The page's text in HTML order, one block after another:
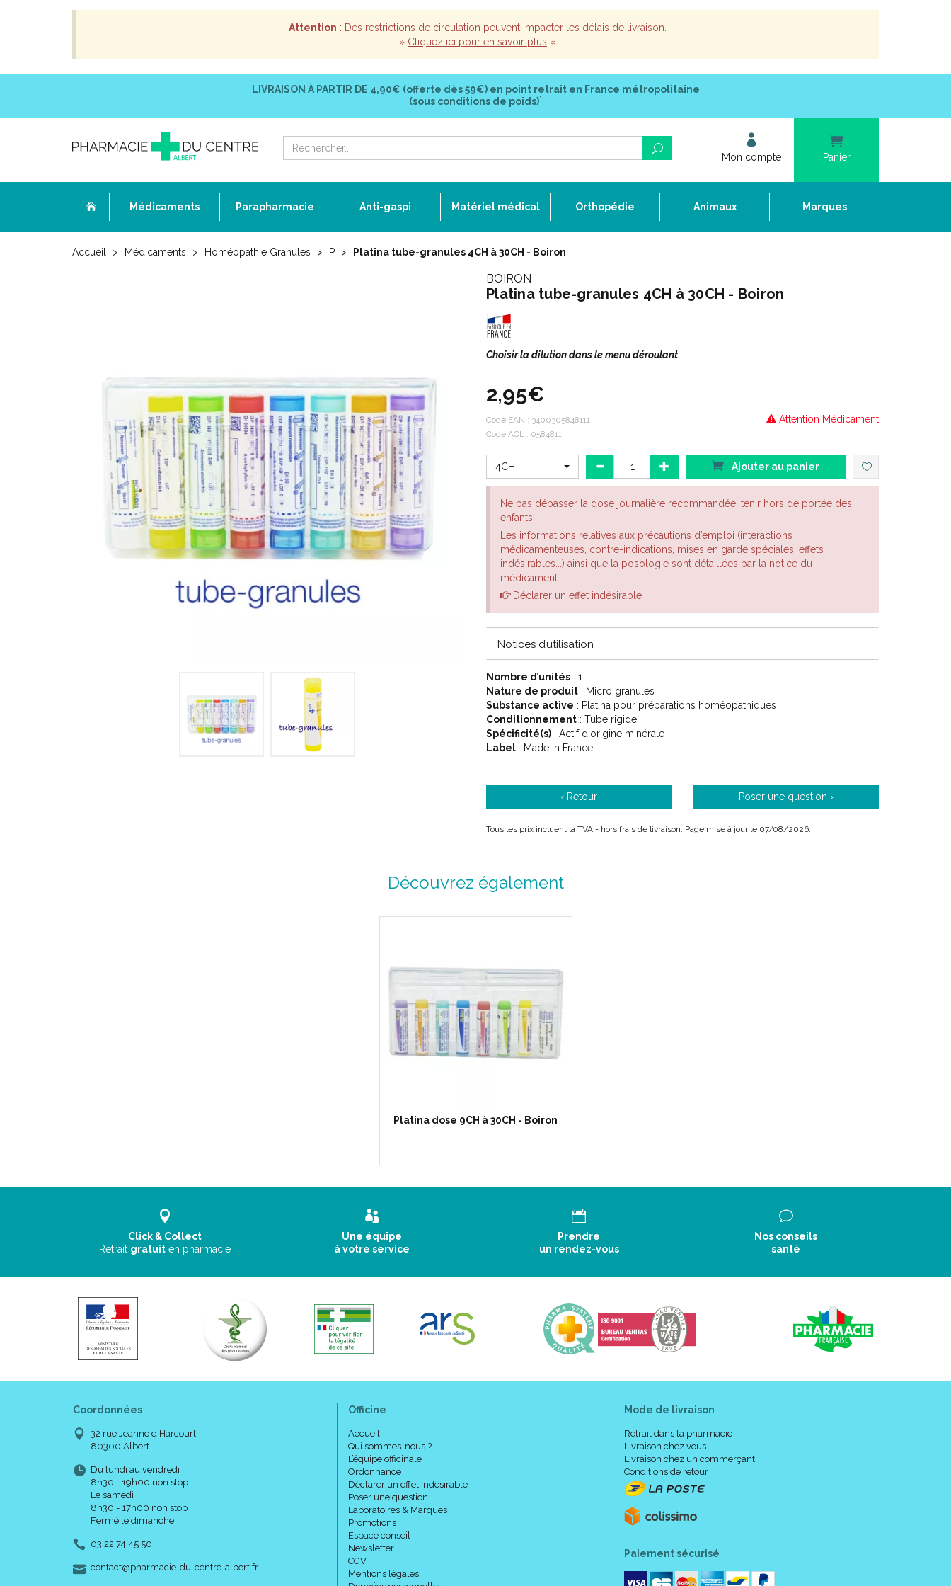
Attention : Des restrictions de circulation peuvent impacter les délais de livraison.
» Cliquez ici pour en savoir plus «
LIVRAISON À PARTIR DE 4,90€ (offerte dès 59€) en point retrait en France métropolitaine
(sous conditions de poids)*
Mon compte Panier
Médicaments Parapharmacie Anti-gaspi Matériel médical Orthopédie Animaux Marques
Accueil Médicaments Homéopathie Granules P Platina tube-granules 4CH à 30CH - Boiron
BOIRON
Platina tube-granules 4CH à 30CH - Boiron
Choisir la dilution dans le menu déroulant
2,95€
Attention Médicament
Code EAN : 3400305848111
Code ACL : 0584811
4CH Ajouter au panier
Ne pas dépasser la dose journalière recommandée, tenir hors de portée des
enfants.
Les informations relatives aux précautions d’emploi (interactions
médicamenteuses, contre-indications, mises en garde spéciales, effets
indésirables...) ainsi que la posologie sont détaillées par la notice du
médicament.
Déclarer un effet indésirable
Notices d’utilisation
Nombre d’unités : 1
Nature de produit : Micro granules
Substance active : Platina pour préparations homéopathiques
Conditionnement : Tube rigide
Spécificité(s) : Actif d'origine minérale
Label : Made in France
‹ Retour Poser une question ›
Tous les prix incluent la TVA - hors frais de livraison. Page mise à jour le 07/08/2026.
Découvrez également
Platina dose 9CH à 30CH - Boiron
Click & Collect
Retrait gratuit en pharmacie
Une équipe
à votre service
Prendre
un rendez-vous
Nos conseils
santé
Coordonnées
32 rue Jeanne d’Harcourt
80300 Albert
Du lundi au vendredi
8h30 - 19h00 non stop
Le samedi
8h30 - 17h00 non stop
Fermé le dimanche
03 22 74 45 50
contact-
@-
pharmacie-du-centre-albert.fr
Officine
Accueil
Qui sommes-nous ?
L’équipe officinale
Ordonnance
Déclarer un effet indésirable
Poser une question
Laboratoires & Marques
Promotions
Espace conseil
Newsletter
CGV
Mentions légales
Mode de livraison
Retrait dans la pharmacie
Livraison chez vous
Livraison chez un commerçant
Conditions de retour
Paiement sécurisé